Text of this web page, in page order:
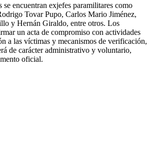
encuentran exjefes paramilitares como
Tovar Pupo, Carlos Mario Jiménez,
y Hernán Giraldo, entre otros. Los
un acta de compromiso con actividades
a las víctimas y mecanismos de verificación,
de carácter administrativo y voluntario,
oficial.